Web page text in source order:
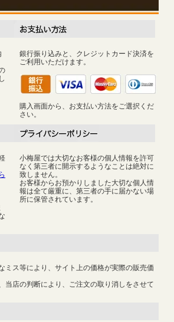
銀行振り込みと、クレジットカード決済を
ご利用いただけます。
購入画面から、お支払い方法をご選択くだ
さい。
小梅屋では大切なお客様の個人情報を許可
なく第三者に開示するようなことは絶対に
致しません。
お客様からお預かりしました大切な個人情
報は全て厳重に、第三者の手に届かない場
所に保管されています。
ミス等により、サイト上の価格が実際の販売価
当店の判断により、ご注文の取り消しをさせて